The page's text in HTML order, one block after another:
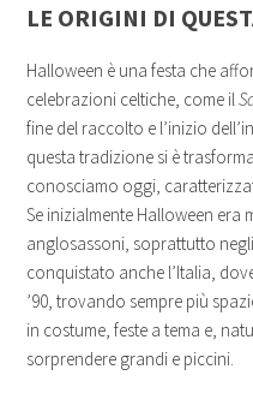
LE ORIGINI DI
Halloween è una festa che
celebrazioni celtiche, come il
fine del raccolto e l’inizio
questa tradizione si è
conosciamo oggi,
Se inizialmente Halloween era
anglosassoni, soprattutto
conquistato anche l’Italia,
’90, trovando sempre più
in costume, feste a tema e,
sorprendere grandi e piccini.